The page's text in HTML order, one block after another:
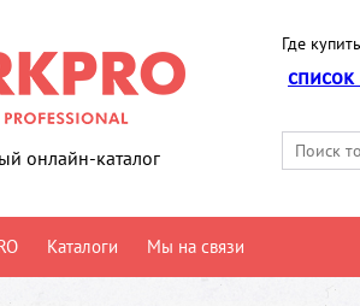
онлайн-каталог
Где
Каталоги Мы на связи